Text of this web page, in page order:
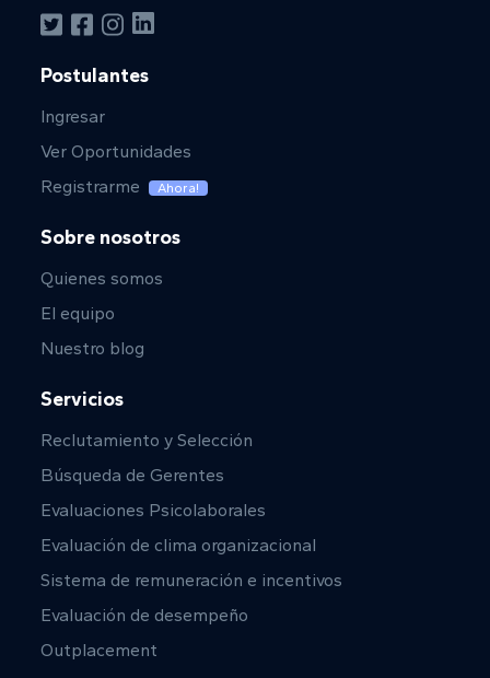
Postulantes
Ingresar
Ver Oportunidades
Registrarme
Ahora!
Sobre nosotros
Quienes somos
El equipo
Nuestro blog
Servicios
Reclutamiento y Selección
Búsqueda de Gerentes
Evaluaciones Psicolaborales
Evaluación de clima organizacional
Sistema de remuneración e incentivos
Evaluación de desempeño
Outplacement